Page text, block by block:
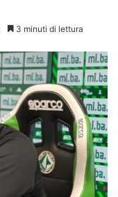
3 minuti di lettura